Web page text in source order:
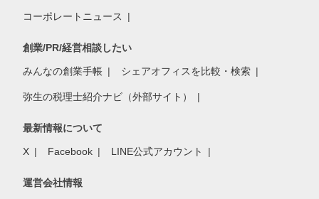
コーポレートニュース
創業/PR/経営相談したい
みんなの創業手帳 シェアオフィスを比較・検索
弥生の税理士紹介ナビ（外部サイト）
最新情報について
X Facebook LINE公式アカウント
運営会社情報